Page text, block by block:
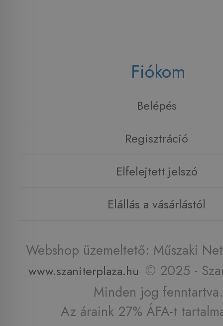
Fiókom
Belépés
Regisztráció
Elfelejtett jelszó
Elállás a vásárlástól
Webshop üzemeltető: Műszaki
www.szaniterplaza.hu © 2025 -
Minden jog fenntartva.
Az áraink 27% ÁFA-t